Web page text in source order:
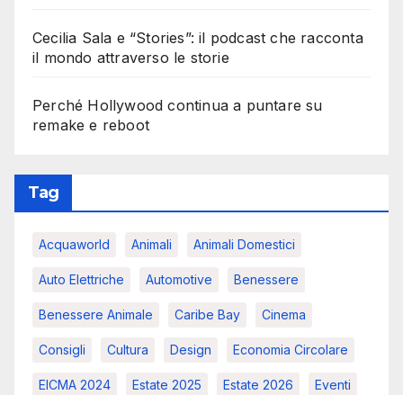
Cecilia Sala e “Stories”: il podcast che racconta
il mondo attraverso le storie
Perché Hollywood continua a puntare su
remake e reboot
Tag
Acquaworld Animali Animali Domestici
Auto Elettriche Automotive Benessere
Benessere Animale Caribe Bay Cinema
Consigli Cultura Design Economia Circolare
EICMA 2024 Estate 2025 Estate 2026 Eventi